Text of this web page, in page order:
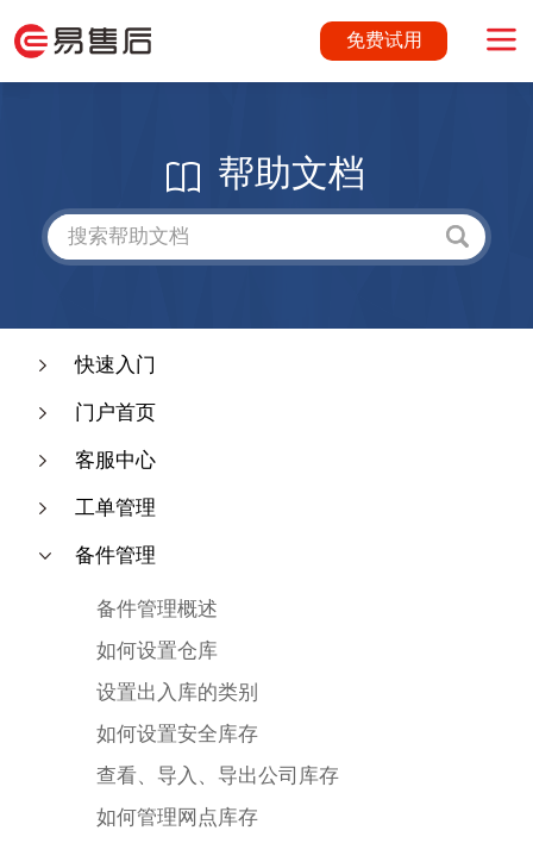
免费试用
帮助文档
快速入门
门户首页
客服中心
工单管理
备件管理
备件管理概述
如何设置仓库
设置出入库的类别
如何设置安全库存
查看、导入、导出公司库存
如何管理网点库存